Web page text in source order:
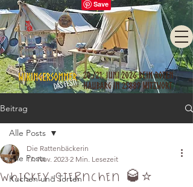
Beitrag
Alle Posts
Kuchen und Torten
Alle Posts
Whiskey-Sternchen 🥃⭐
Die Rattenbäckerin
17. Nov. 2023 2 Min. Lesezeit